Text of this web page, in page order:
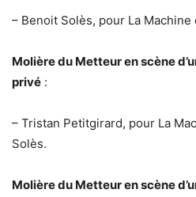
– Benoit Solès, pour La Machine
Molière du Metteur en scène
privé :
– Tristan Petitgirard, pour La
Solès.
Molière du Metteur en scène